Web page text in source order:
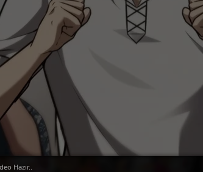
Hazır..